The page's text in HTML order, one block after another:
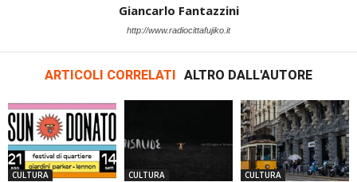
Giancarlo Fantazzini
http://www.radiocittafujiko.it
ARTICOLI CORRELATI ALTRO DALL'AUTORE
CULTURA CULTURA CULTURA